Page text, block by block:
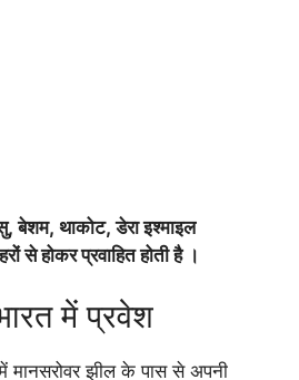
बेशम, थाकोट, डेरा इश्माइल
से होकर प्रवाहित होती है ।
में प्रवेश
मानसरोवर झील के पास से अपनी